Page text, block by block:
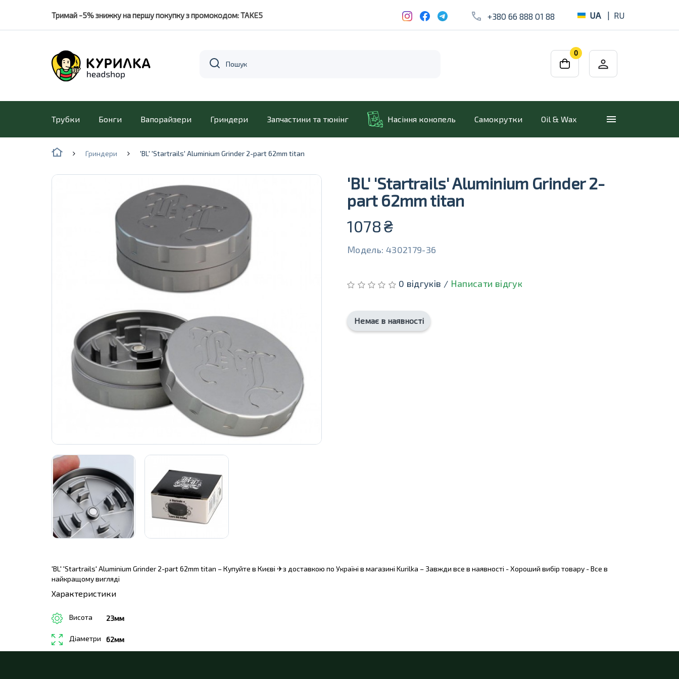
Тримай -5% знижку на першу покупку з промокодом: TAKE5 +380 66 888 01 88 UA | RU
0
Трубки Бонги Вапорайзери Гриндери Запчастини та тюнінг Насіння конопель Самокрутки Oil & Wax
Гриндери 'BL' 'Startrails' Aluminium Grinder 2-part 62mm titan
'BL' 'Startrails' Aluminium Grinder 2-
part 62mm titan
1078₴
Модель: 4302179-36
0 відгуків / Написати відгук
Немає в наявності
'BL' 'Startrails' Aluminium Grinder 2-part 62mm titan – Купуйте в Києві ✈з доставкою по Україні в магазині Kurilka – Завжди все в наявності - Хороший вибір товару - Все в
найкращому вигляді
Характеристики
Висота 23мм
Діаметри 62мм